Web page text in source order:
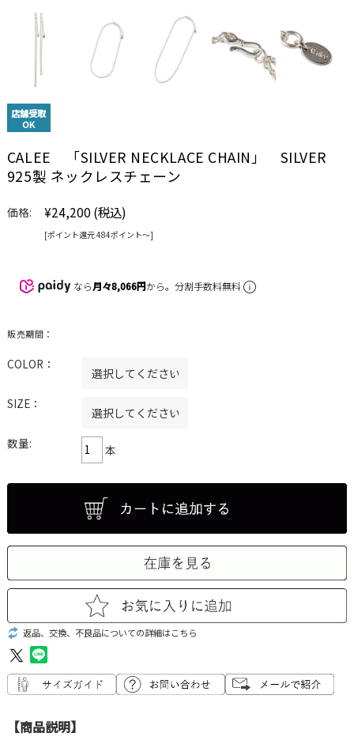
店舗受取
OK
CALEE 「SILVER NECKLACE CHAIN」 SILVER
925製 ネックレスチェーン
価格: ¥24,200 (税込)
[ポイント還元 484ポイント〜]
なら月々8,066円から。分割手数料無料
販売期間：
COLOR：
SIZE：
数量: 本
返品、交換、不良品についての詳細はこちら
【商品説明】